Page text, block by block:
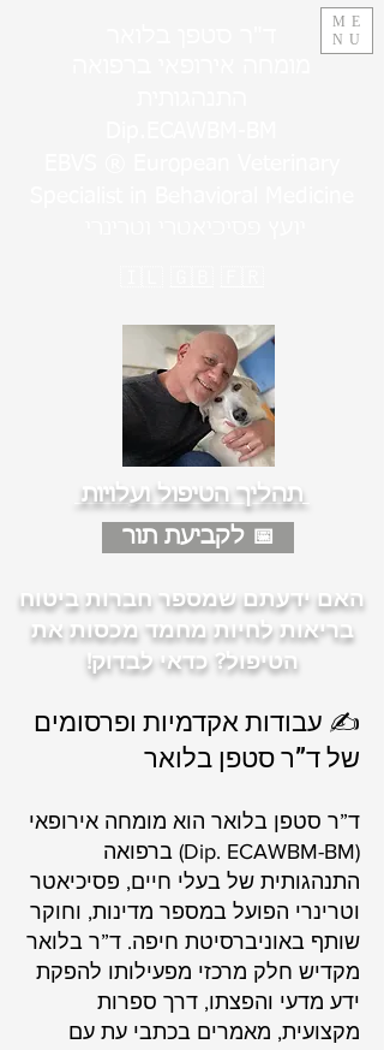
האם ידעתם שמספר חברות ביטוח
בריאות לחיות מחמד מכסות את
הטיפול? כדאי לבדוק!
לקביעת תור 📅
תהליך הטיפול ועלויות
ME
NU
✍️ עבודות אקדמיות ופרסומים
של ד”ר סטפן בלואר
ד”ר סטפן בלואר הוא מומחה אירופאי
(Dip. ECAWBM-BM) ברפואה
התנהגותית של בעלי חיים, פסיכיאטר
וטרינרי הפועל במספר מדינות, וחוקר
שותף באוניברסיטת חיפה. ד”ר בלואר
מקדיש חלק מרכזי מפעילותו להפקת
ידע מדעי והפצתו, דרך ספרות
מקצועית, מאמרים בכתבי עת עם